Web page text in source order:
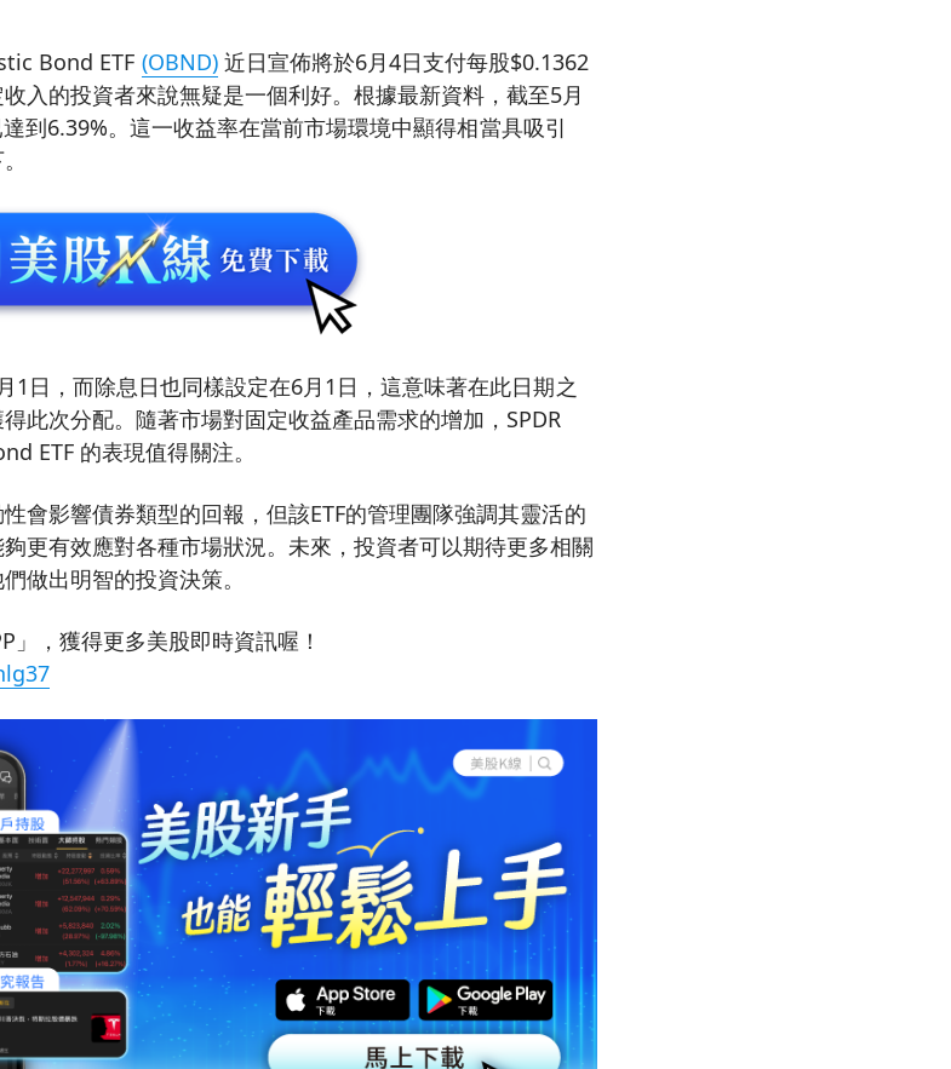
Bond ETF (OBND)近日宣佈將於6月4日支付每股$0.1362
入的投資者來說無疑是一個利好。根據最新資料，截至5月
到6.39%。這一收益率在當前市場環境中顯得相當具吸引
1日，而除息日也同樣設定在6月1日，這意味著在此日期之
此次分配。隨著市場對固定收益產品需求的增加，SPDR
ETF 的表現值得關注。
會影響債券類型的回報，但該ETF的管理團隊強調其靈活的
更有效應對各種市場狀況。未來，投資者可以期待更多相關
做出明智的投資決策。
，獲得更多美股即時資訊喔！